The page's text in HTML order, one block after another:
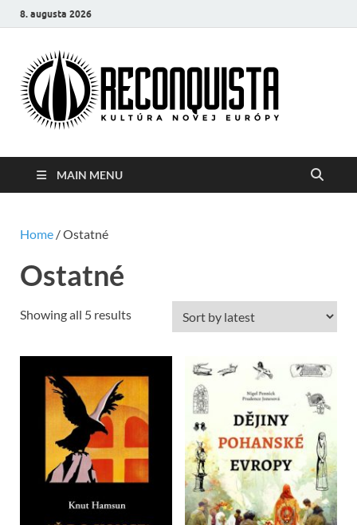
8. augusta 2026
MAIN MENU
Home / Ostatné
Ostatné
Showing all 5 results